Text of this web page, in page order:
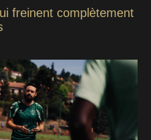
freinent complètement